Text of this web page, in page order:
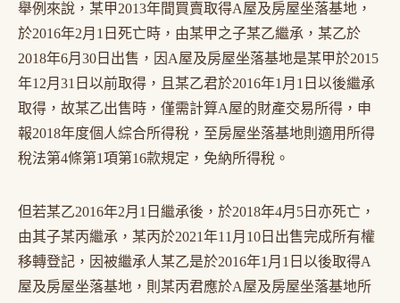
舉例來說，某甲2013年間買賣取得A屋及房屋坐落基地，
於2016年2月1日死亡時，由某甲之子某乙繼承，某乙於
2018年6月30日出售，因A屋及房屋坐落基地是某甲於2015
年12月31日以前取得，且某乙君於2016年1月1日以後繼承
取得，故某乙出售時，僅需計算A屋的財產交易所得，申
報2018年度個人綜合所得稅，至房屋坐落基地則適用所得
稅法第4條第1項第16款規定，免納所得稅。
但若某乙2016年2月1日繼承後，於2018年4月5日亦死亡，
由其子某丙繼承，某丙於2021年11月10日出售完成所有權
移轉登記，因被繼承人某乙是於2016年1月1日以後取得A
屋及房屋坐落基地，則某丙君應於A屋及房屋坐落基地所